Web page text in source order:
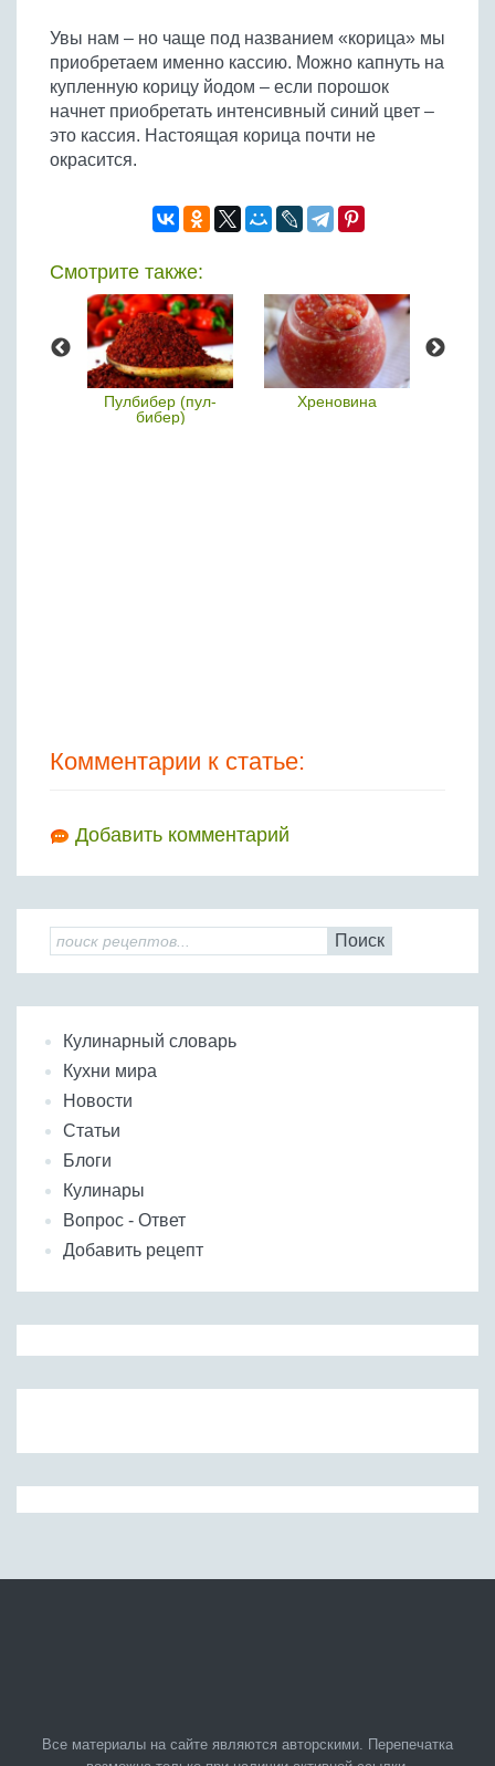
Увы нам – но чаще под названием «корица» мы
приобретаем именно кассию. Можно капнуть на
купленную корицу йодом – если порошок
начнет приобретать интенсивный синий цвет –
это кассия. Настоящая корица почти не
окрасится.
Смотрите также:
Пулбибер (пул-
бибер)
Хреновина
Комментарии к статье:
Добавить комментарий
Поиск
Кулинарный словарь
Кухни мира
Новости
Статьи
Блоги
Кулинары
Вопрос - Ответ
Добавить рецепт
Все материалы на сайте являются авторскими. Перепечатка